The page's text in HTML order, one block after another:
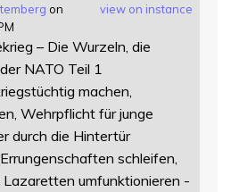
view on instance
on
– Die Wurzeln, die
NATO Teil 1
machen,
Wehrpflicht für junge
durch die Hintertür
schleifen,
Lazaretten umfunktionieren -